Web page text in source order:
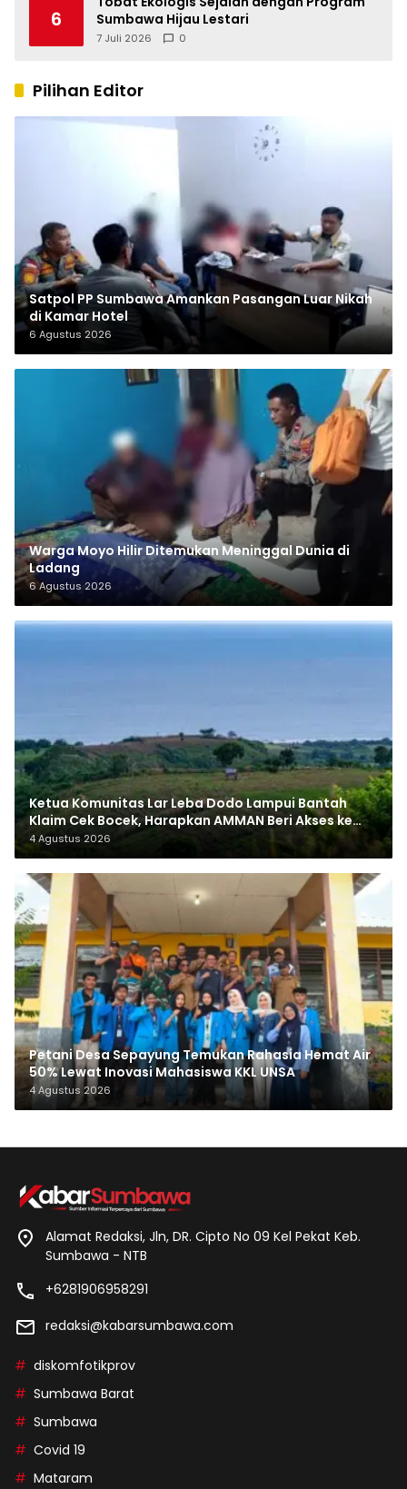
6
Sumbawa Hijau Lestari
7 Juli 2026 0
Pilihan Editor
Satpol PP Sumbawa Amankan Pasangan Luar Nikah
di Kamar Hotel
6 Agustus 2026
Warga Moyo Hilir Ditemukan Meninggal Dunia di
Ladang
6 Agustus 2026
Ketua Komunitas Lar Leba Dodo Lampui Bantah
Klaim Cek Bocek, Harapkan AMMAN Beri Akses ke
Makam Leluhur
4 Agustus 2026
Petani Desa Sepayung Temukan Rahasia Hemat Air
50% Lewat Inovasi Mahasiswa KKL UNSA
4 Agustus 2026
Alamat Redaksi, Jln, DR. Cipto No 09 Kel Pekat Keb.
Sumbawa - NTB
+6281906958291
redaksi@kabarsumbawa.com
diskomfotikprov
Sumbawa Barat
Sumbawa
Covid 19
Mataram